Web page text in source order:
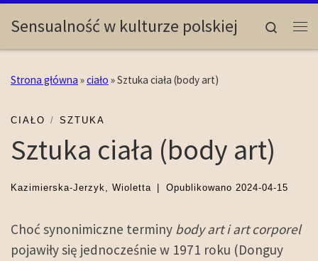
Skip to content
Sensualność w kulturze polskiej
Search
Strona główna »ciało »Sztuka ciała (body art)
CIAŁO SZTUKA
Sztuka ciała (body art)
Kazimierska-Jerzyk, Wioletta Opublikowano 2024-04-15
Choć synonimiczne terminy body art i art corporel
pojawiły się jednocześnie w 1971 roku (Donguy